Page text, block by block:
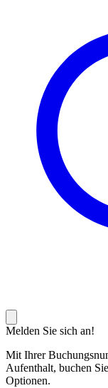
Melden Sie sich an!
Mit Ihrer
Aufenthalt, buchen
Optionen.